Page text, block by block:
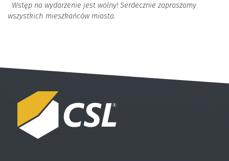
Wstęp na wydarzenie jest wolny! Serdecznie zapraszamy
wszystkich mieszkańców miasta.